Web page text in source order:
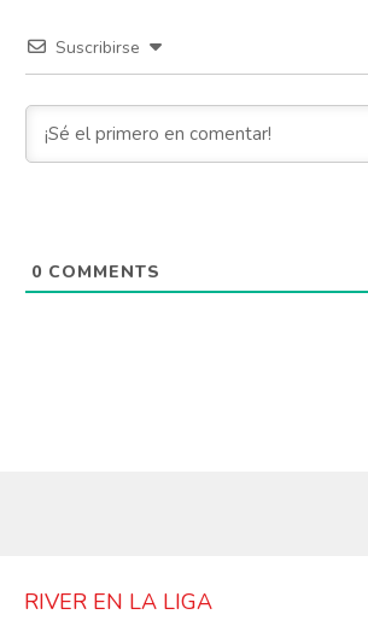
Suscribirse
0 COMMENTS
RIVER EN LA LIGA